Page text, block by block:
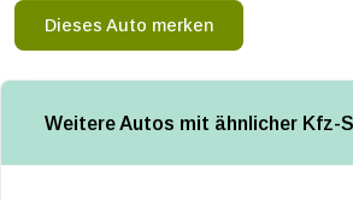
Dieses Auto merken
Weitere Autos mit ähnlicher Kfz-